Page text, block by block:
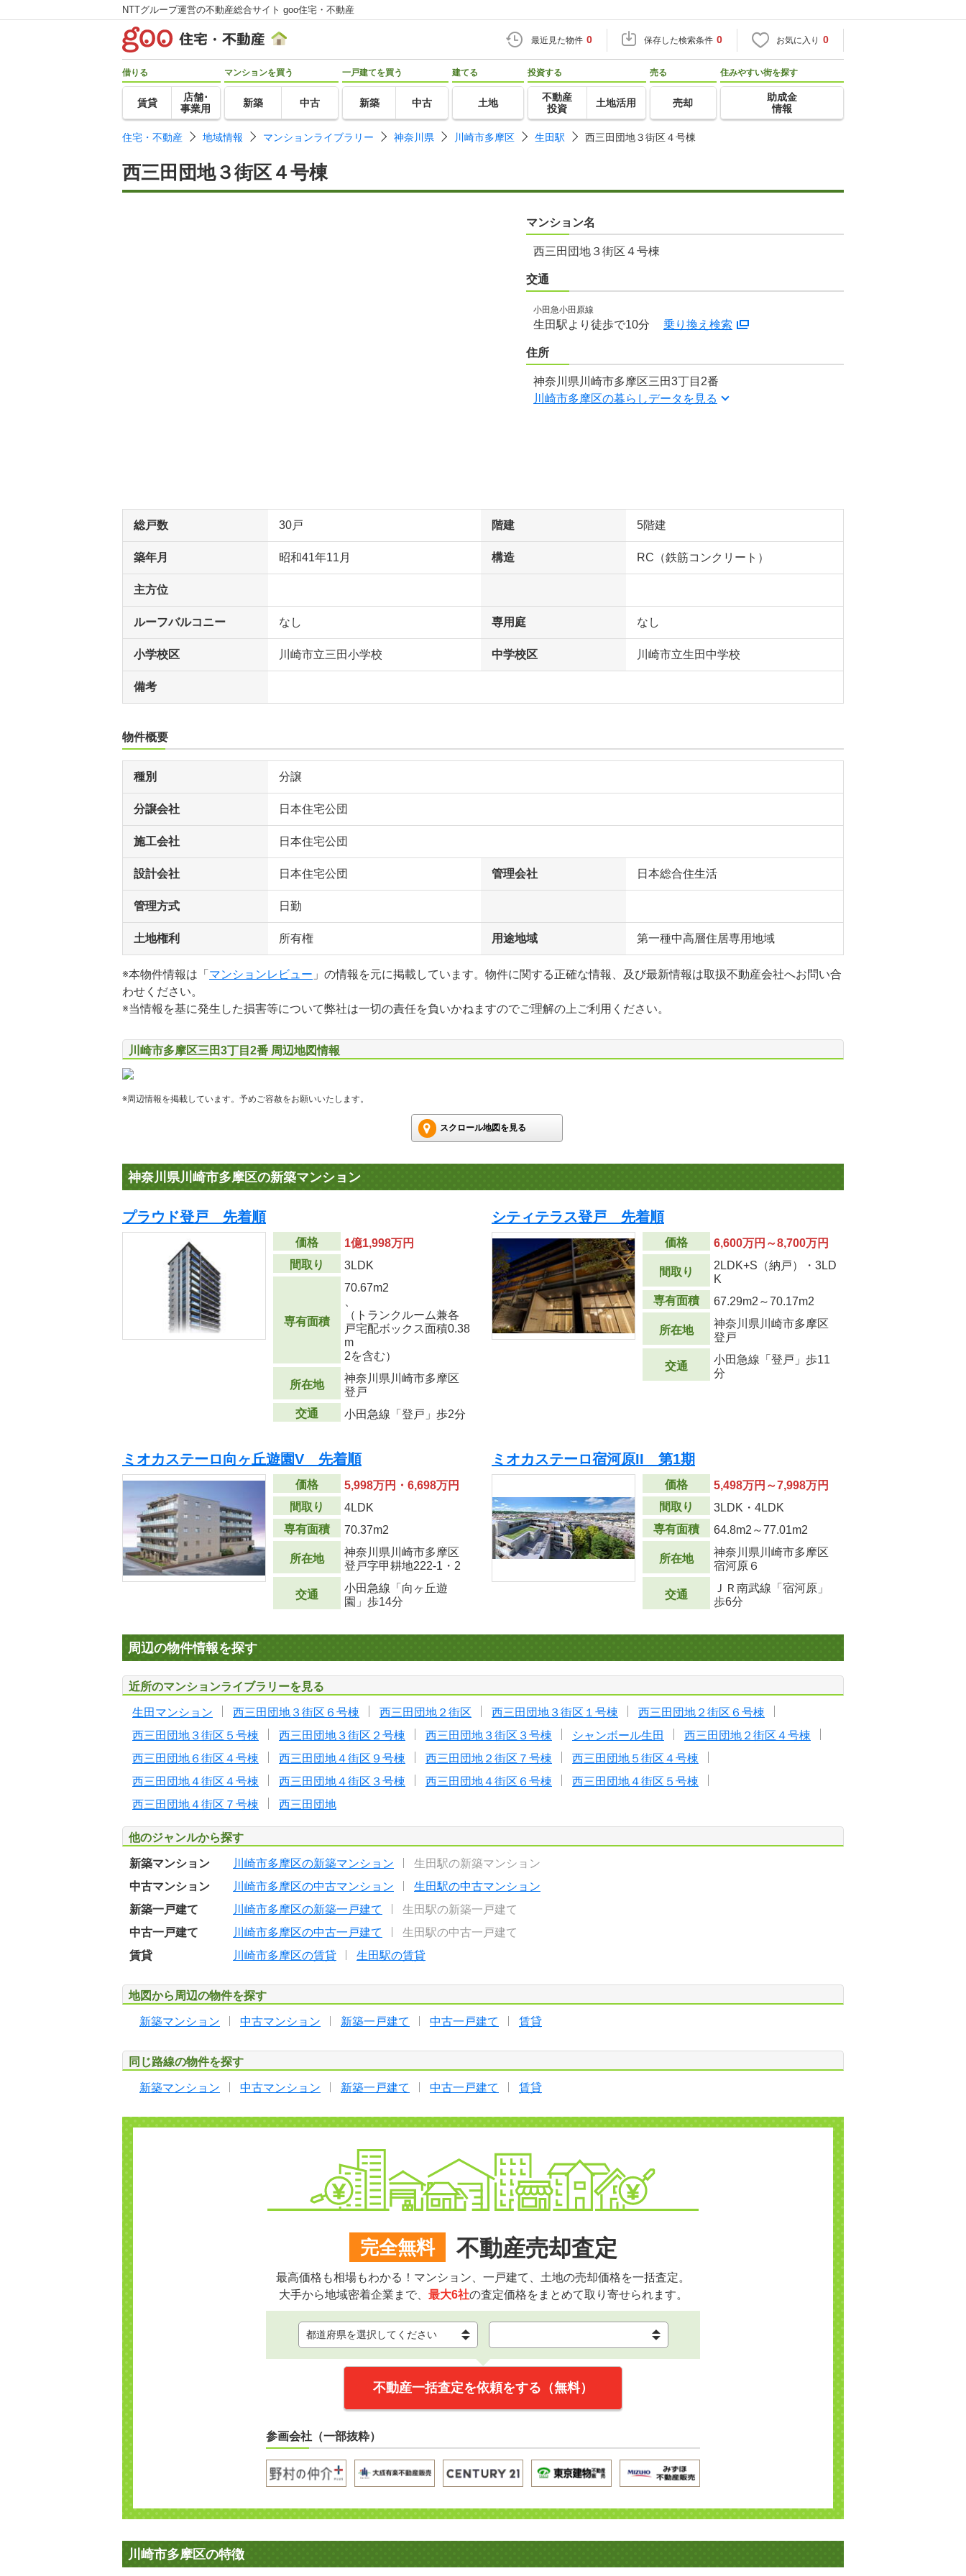
NTTグループ運営の不動産総合サイト goo住宅・不動産
最近見た物件 0 保存した検索条件 0 お気に入り 0
借りる
賃貸
店舗･
事業用
マンションを買う
新築 中古
一戸建てを買う
新築 中古
建てる
土地
投資する
不動産
投資
土地活用
売る
売却
住みやすい街を探す
助成金
情報
住宅・不動産 地域情報 マンションライブラリー 神奈川県 川崎市多摩区 生田駅 西三田団地３街区４号棟
西三田団地３街区４号棟
マンション名
西三田団地３街区４号棟
交通
小田急小田原線
生田駅より徒歩で10分 乗り換え検索
住所
神奈川県川崎市多摩区三田3丁目2番
川崎市多摩区の暮らしデータを見る
総戸数 30戸 階建 5階建
築年月 昭和41年11月 構造 RC（鉄筋コンクリート）
主方位
ルーフバルコニー なし 専用庭 なし
小学校区 川崎市立三田小学校 中学校区 川崎市立生田中学校
備考
物件概要
種別 分譲
分譲会社 日本住宅公団
施工会社 日本住宅公団
設計会社 日本住宅公団 管理会社 日本総合住生活
管理方式 日勤
土地権利 所有権 用途地域 第一種中高層住居専用地域
※本物件情報は「 マンションレビュー 」の情報を元に掲載しています。物件に関する正確な情報、及び最新情報は取扱不動産会社へお問い合
わせください。
※当情報を基に発生した損害等について弊社は一切の責任を負いかねますのでご理解の上ご利用ください。
川崎市多摩区三田3丁目2番 周辺地図情報
※周辺情報を掲載しています。予めご容赦をお願いいたします。
スクロール地図を見る
神奈川県川崎市多摩区の新築マンション
プラウド登戸 先着順
価格
1億1,998万円
間取り
3LDK
専有面積
70.67m2
（トランクルーム兼各
戸宅配ボックス面積0.38
m
2を含む）
所在地
神奈川県川崎市多摩区
登戸
交通
小田急線「登戸」歩2分
シティテラス登戸 先着順
価格 6,600万円～8,700万円
間取り
2LDK+S（納戸）・3LD
K
専有面積
67.29m2 ～70.17m2
所在地
神奈川県川崎市多摩区
登戸
交通
小田急線「登戸」歩11
分
ミオカステーロ向ヶ丘遊園V 先着順
価格
5,998万円・6,698万円
間取り
4LDK
専有面積
70.37m2
所在地
神奈川県川崎市多摩区
登戸字甲耕地222-1・2
交通
小田急線「向ヶ丘遊
園」歩14分
ミオカステーロ宿河原II 第1期
価格
5,498万円～7,998万円
間取り
3LDK・4LDK
専有面積
64.8m2 ～77.01m2
所在地
神奈川県川崎市多摩区
宿河原６
交通
ＪＲ南武線「宿河原」
歩6分
周辺の物件情報を探す
近所のマンションライブラリーを見る
生田マンション 西三田団地３街区６号棟 西三田団地２街区 西三田団地３街区１号棟
西三田団地２街区６号棟
西三田団地３街区５号棟
西三田団地３街区２号棟 西三田団地３街区３号棟 シャンボール生田
西三田団地２街区４号棟
西三田団地６街区４号棟
西三田団地４街区９号棟 西三田団地２街区７号棟
西三田団地５街区４号棟
西三田団地４街区４号棟
西三田団地４街区３号棟 西三田団地４街区６号棟
西三田団地４街区５号棟
西三田団地４街区７号棟
西三田団地
他のジャンルから探す
新築マンション 川崎市多摩区の新築マンション
生田駅の新築マンション
中古マンション
川崎市多摩区の中古マンション
生田駅の中古マンション
新築一戸建て
川崎市多摩区の新築一戸建て
生田駅の新築一戸建て
中古一戸建て
川崎市多摩区の中古一戸建て
生田駅の中古一戸建て
賃貸
川崎市多摩区の賃貸 生田駅の賃貸
地図から周辺の物件を探す
新築マンション 中古マンション 新築一戸建て 中古一戸建て 賃貸
同じ路線の物件を探す
新築マンション 中古マンション 新築一戸建て 中古一戸建て 賃貸
完全無料 不動産売却査定
最高価格も相場もわかる！マンション、一戸建て、土地の売却価格を一括査定。
大手から地域密着企業まで、 最大6社の査定価格をまとめて取り寄せられます。
不動産一括査定を依頼をする（無料）
参画会社（一部抜粋）
川崎市多摩区の特徴